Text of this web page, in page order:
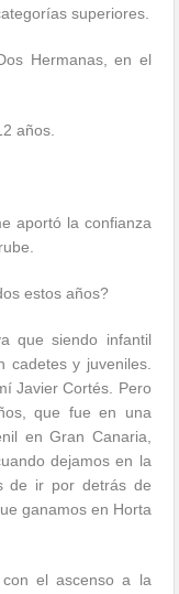
superiores.
Hermanas, en el
años.
aportó la confianza
estos años?
que siendo infantil
cadetes y juveniles.
Javier Cortés. Pero
que fue en una
en Gran Canaria,
dejamos en la
de ir por detrás de
ganamos en Horta
con el ascenso a la